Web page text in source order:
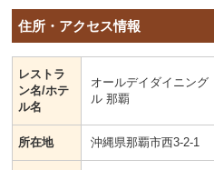
住所・アクセス情報
レストラ
ン名/ホテ
ル名
オールデイダイニン
ル 那覇
所在地 沖縄県那覇市西3-2-1